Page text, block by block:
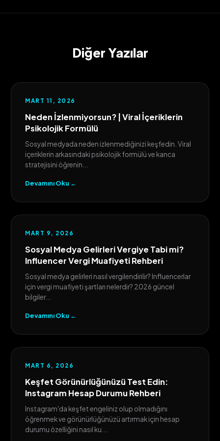
Diğer Yazılar
MART 11, 2026
Neden İzlenmiyorsun? | Viral İçeriklerin
Psikolojik Formülü
Sosyal medyada neden izlenmediğinizi keşfedin. Viral
içeriklerin arkasındaki psikolojik formülü ve kanca
stratejisini öğrenin...
Devamını Oku ←
MART 9, 2026
Sosyal Medya Gelirleri Vergiye Tabi mi?
Influencer Vergi Muafiyeti Rehberi
Sosyal medya gelirleri nasıl vergilendirilir? Influencerlar
için vergi muafiyeti şartları nelerdir? 2026 güncel
bilgiler...
Devamını Oku ←
MART 6, 2026
Keşfet Görünürlüğünüzü Test Edin:
Instagram Hesap Durumu Rehberi
Instagram'da keşfet engeliniz olup olmadığını
öğrenmek ve görünürlüğünüzü artırmak için hesap
durumu özelliğini nasıl ku...